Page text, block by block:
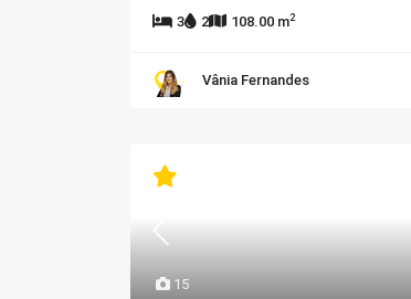
3 2 108.00 m2
Vânia Fernandes
15